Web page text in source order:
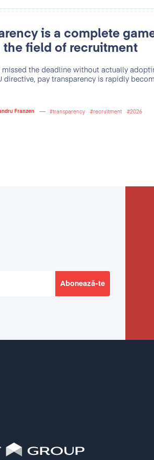
is a complete
the field of recruitment
missed the deadline without actually
directive, pay transparency is rapidly
Franzen transparency recruitment 2026
noastre, dar și ancorarea în
care Ascent Group dă
interacțiune pe care o avem.
aspect te face să simți că ai un